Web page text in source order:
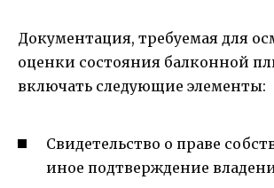
Документация, требуемая для
оценки состояния балконной
включать следующие элементы:
Свидетельство о праве
иное подтверждение